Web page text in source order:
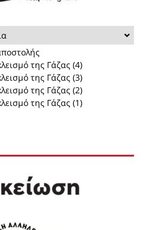
της Γάζας (4)
της Γάζας (3)
της Γάζας (2)
της Γάζας (1)